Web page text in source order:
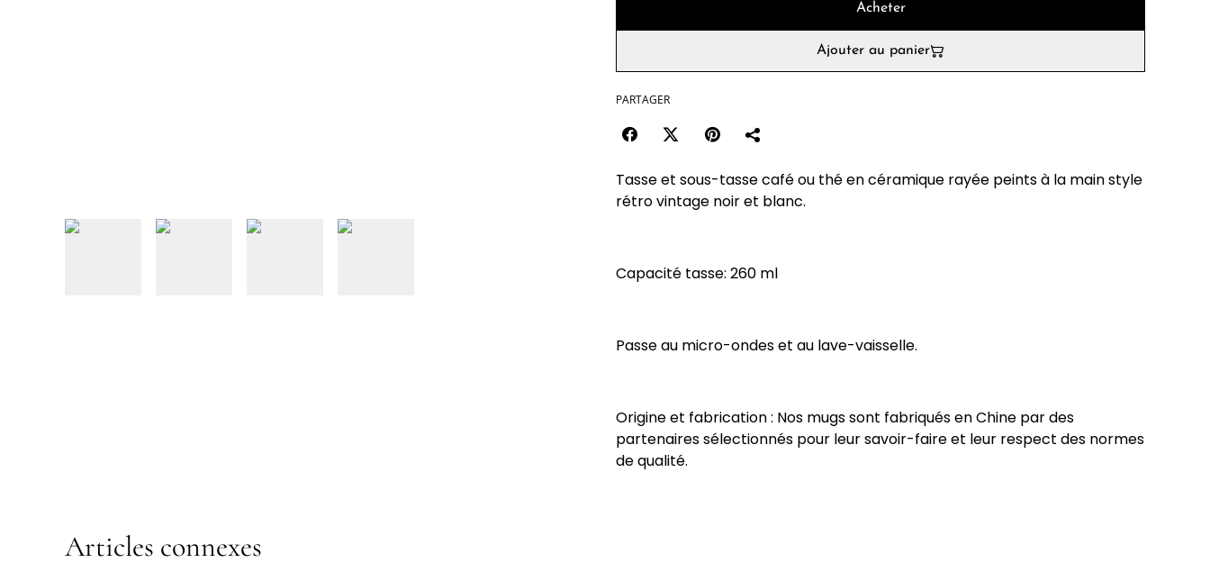
Acheter
Ajouter au panier
PARTAGER
Tasse et sous-tasse café ou thé en céramique rayée peints à la main style
rétro vintage noir et blanc.
Capacité tasse: 260 ml
Passe au micro-ondes et au lave-vaisselle.
Origine et fabrication : Nos mugs sont fabriqués en Chine par des
partenaires sélectionnés pour leur savoir-faire et leur respect des normes
de qualité.
Articles connexes